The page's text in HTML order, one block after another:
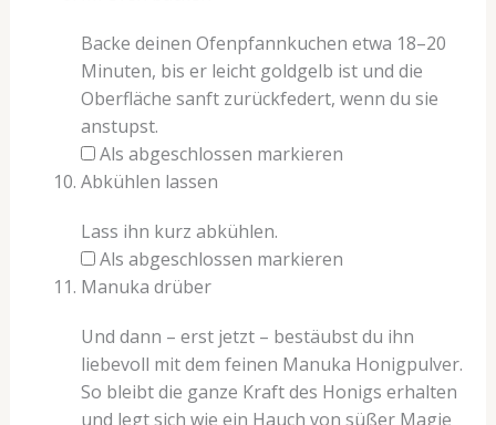
Backe deinen Ofenpfannkuchen etwa 18–20
Minuten, bis er leicht goldgelb ist und die
Oberfläche sanft zurückfedert, wenn du sie
anstupst.
Als abgeschlossen markieren
Abkühlen lassen
Lass ihn kurz abkühlen.
Als abgeschlossen markieren
Manuka drüber
Und dann – erst jetzt – bestäubst du ihn
liebevoll mit dem feinen Manuka Honigpulver.
So bleibt die ganze Kraft des Honigs erhalten
und legt sich wie ein Hauch von süßer Magie